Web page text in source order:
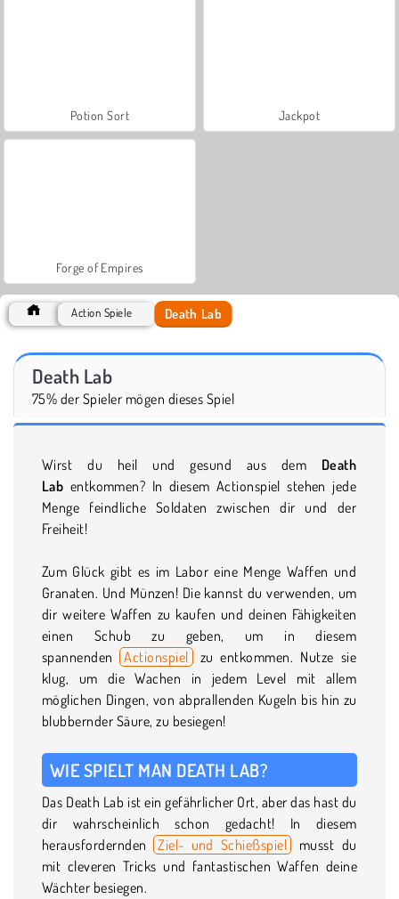
Potion Sort Jackpot
Forge of Empires
Action Spiele Death Lab
Death Lab
75% der Spieler mögen dieses Spiel
Wirst du heil und gesund aus dem Death
Lab entkommen? In diesem Actionspiel stehen jede
Menge feindliche Soldaten zwischen dir und der
Freiheit!
Zum Glück gibt es im Labor eine Menge Waffen und
Granaten. Und Münzen! Die kannst du verwenden, um
dir weitere Waffen zu kaufen und deinen Fähigkeiten
einen Schub zu geben, um in diesem
spannenden Actionspiel zu entkommen. Nutze sie
klug, um die Wachen in jedem Level mit allem
möglichen Dingen, von abprallenden Kugeln bis hin zu
blubbernder Säure, zu besiegen!
WIE SPIELT MAN DEATH LAB?
Das Death Lab ist ein gefährlicher Ort, aber das hast du
dir wahrscheinlich schon gedacht! In diesem
herausfordernden Ziel- und Schießspiel
musst du
mit cleveren Tricks und fantastischen Waffen deine
Wächter besiegen.